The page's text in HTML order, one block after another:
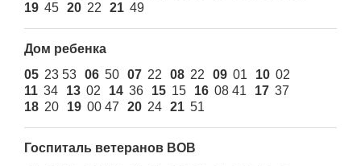
19 45 20 22 21 49
Дом ребенка
05 23 53 06 50 07 22 08 22 09 01 10 02
11 34 13 02 14 36 15 15 16 08 41 17 37
18 20 19 00 47 20 24 21 51
Госпиталь ветеранов ВОВ